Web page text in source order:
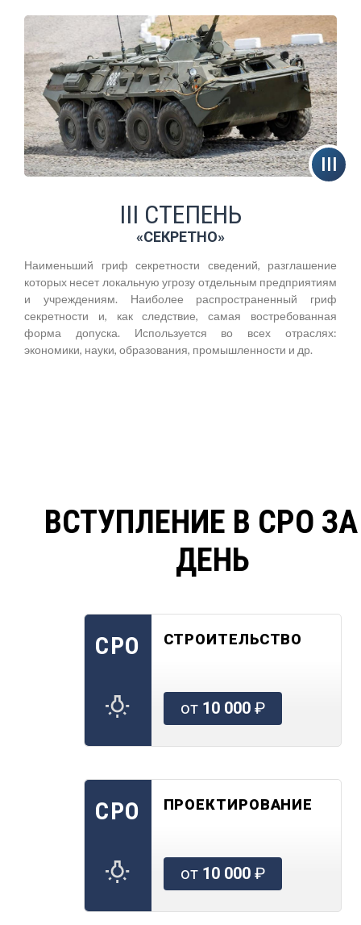
III СТЕПЕНЬ
«СЕКРЕТНО»
Наименьший гриф секретности сведений, разглашение
которых несет локальную угрозу отдельным предприятиям
и учреждениям. Наиболее распространенный гриф
секретности и, как следствие, самая востребованная
форма допуска. Используется во всех отраслях:
экономики, науки, образования, промышленности и др.
ВСТУПЛЕНИЕ В СРО
ДЕНЬ
СРО СТРОИТЕЛЬСТВО
от 10 000₽
СРО ПРОЕКТИРОВАНИЕ
от 10 000₽